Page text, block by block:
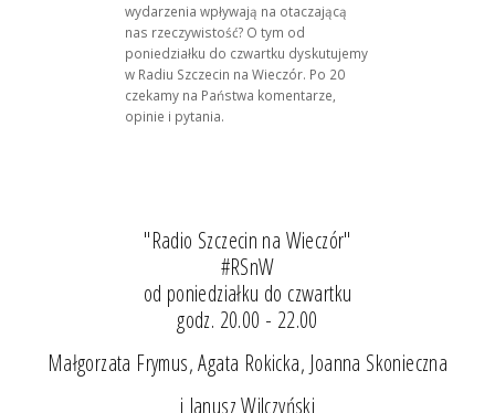
wydarzenia wpływają na otaczającą
nas rzeczywistość? O tym od
poniedziałku do czwartku dyskutujemy
w Radiu Szczecin na Wieczór. Po 20
czekamy na Państwa komentarze,
opinie i pytania.
"Radio Szczecin na Wieczór"
#RSnW
od poniedziałku do czwartku
godz. 20.00 - 22.00
Małgorzata Frymus, Agata Rokicka, Joanna Skonieczna
i Janusz Wilczyński